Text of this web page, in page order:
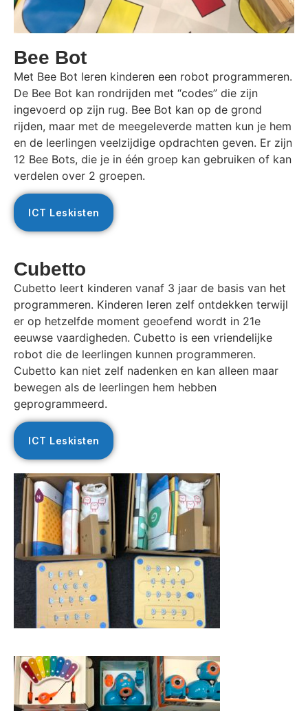
Bee Bot
Met Bee Bot leren kinderen een robot programmeren.
De Bee Bot kan rondrijden met “codes” die zijn
ingevoerd op zijn rug. Bee Bot kan op de grond
rijden, maar met de meegeleverde matten kun je hem
en de leerlingen veelzijdige opdrachten geven. Er zijn
12 Bee Bots, die je in één groep kan gebruiken of kan
verdelen over 2 groepen.
ICT Leskisten
Cubetto
Cubetto leert kinderen vanaf 3 jaar de basis van het
programmeren. Kinderen leren zelf ontdekken terwijl
er op hetzelfde moment geoefend wordt in 21e
eeuwse vaardigheden. Cubetto is een vriendelijke
robot die de leerlingen kunnen programmeren.
Cubetto kan niet zelf nadenken en kan alleen maar
bewegen als de leerlingen hem hebben
geprogrammeerd.
ICT Leskisten